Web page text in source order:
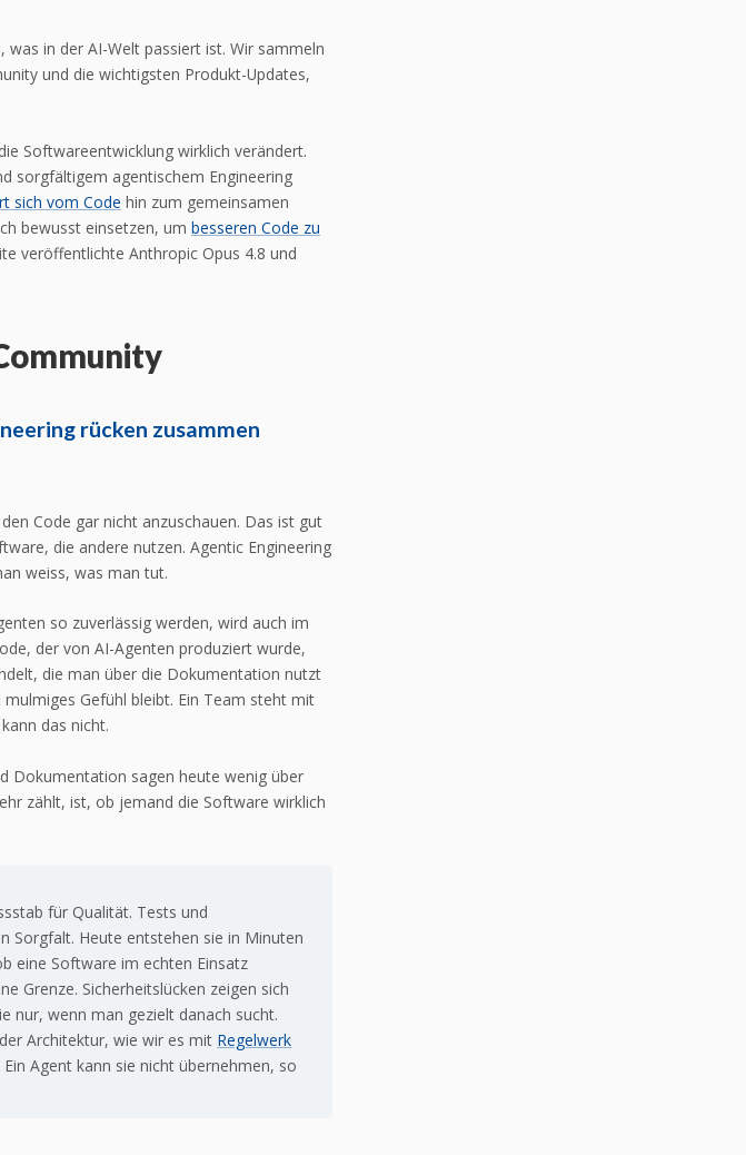
in der AI-Welt passiert ist. Wir sammeln
und die wichtigsten Produkt-Updates,
Softwareentwicklung wirklich verändert.
sorgfältigem agentischem Engineering
sich vom Code hin zum gemeinsamen
bewusst einsetzen, um besseren Code zu
veröffentlichte Anthropic Opus 4.8 und
rücken zusammen
Code gar nicht anzuschauen. Das ist gut
die andere nutzen. Agentic Engineering
weiss, was man tut.
so zuverlässig werden, wird auch im
der von AI-Agenten produziert wurde,
die man über die Dokumentation nutzt
Gefühl bleibt. Ein Team steht mit
das nicht.
Dokumentation sagen heute wenig über
zählt, ist, ob jemand die Software wirklich
für Qualität. Tests und
Sorgfalt. Heute entstehen sie in Minuten
eine Software im echten Einsatz
Grenze. Sicherheitslücken zeigen sich
nur, wenn man gezielt danach sucht.
Architektur, wie wir es mit Regelwerk
Agent kann sie nicht übernehmen, so